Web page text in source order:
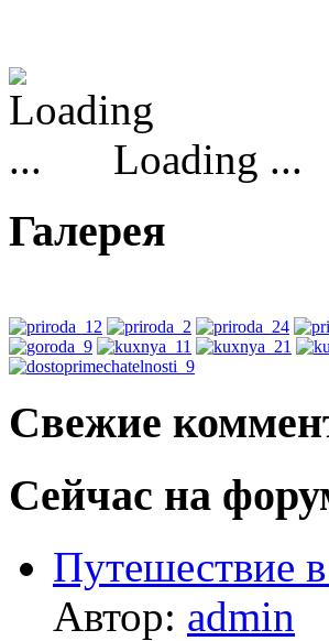
Loading ...
Галерея
Свежие
Сейчас на
Путешествие
Автор: admin